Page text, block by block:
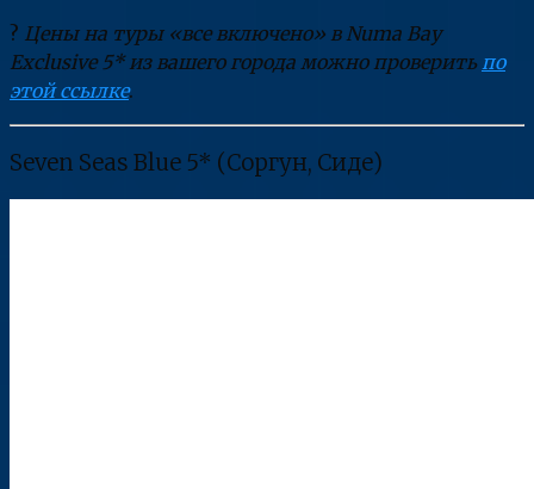
? Цены на туры «все включено» в Numa Bay
Exclusive 5* из вашего города можно проверить по
этой ссылке.
Seven Seas Blue 5* (Соргун, Сиде)